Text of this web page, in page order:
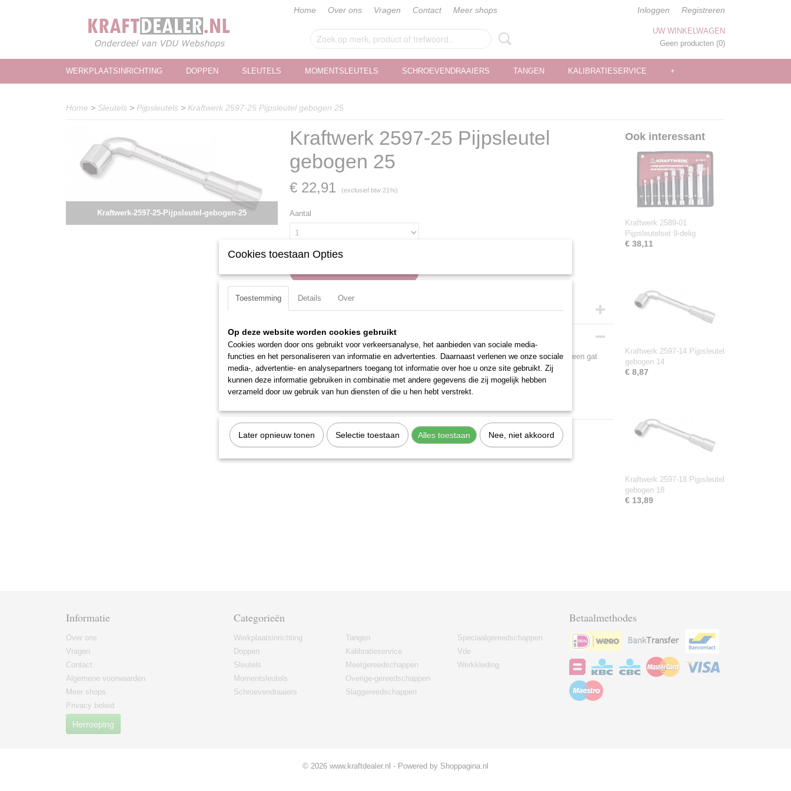
Home Over ons Vragen Contact Meer shops Inloggen Registreren
UW WINKELWAGEN
Geen producten (0)
WERKPLAATSINRICHTING DOPPEN SLEUTELS MOMENTSLEUTELS SCHROEVENDRAAIERS TANGEN KALIBRATIESERVICE +
Home > Sleutels > Pijpsleutels > Kraftwerk 2597-25 Pijpsleutel gebogen 25
Kraftwerk-2597-25-Pijpsleutel-gebogen-25
Kraftwerk 2597-25 Pijpsleutel
gebogen 25
€ 22,91 (exclusief btw 21%)
Aantal
Specificaties
Productcode
EAN code
7612206083218
Productcode leverancier
2597-25
Omschrijving
Aan beide zijden voorzien van een zeskantprofiel en de korte zijde is voorzien van een gat
waar een draaistang doorheen kan steken. Gepolijst.
Totale lengte: 260 mm
Ook interessant
Kraftwerk 2589-01
Pijpsleutelset 9-delig
€ 38,11
Kraftwerk 2597-14 Pijpsleutel
gebogen 14
€ 8,87
Kraftwerk 2597-18 Pijpsleutel
gebogen 18
€ 13,89
Informatie
Over ons
Vragen
Contact
Algemene voorwaarden
Meer shops
Privacy beleid
Herroeping
Categorieën
Werkplaatsinrichting
Doppen
Sleutels
Momentsleutels
Schroevendraaiers
Tangen
Kalibratieservice
Meetgereedschappen
Overige-gereedschappen
Slaggereedschappen
Speciaalgereedschappen
Vde
Werkkleding
Betaalmethodes
© 2026 www.kraftdealer.nl - Powered by Shoppagina.nl
Cookies toestaan Opties
Toestemming Details Over
Op deze website worden cookies gebruikt
Cookies worden door ons gebruikt voor verkeersanalyse, het aanbieden van sociale media-
functies en het personaliseren van informatie en advertenties. Daarnaast verlenen we onze sociale
media-, advertentie- en analysepartners toegang tot informatie over hoe u onze site gebruikt. Zij
kunnen deze informatie gebruiken in combinatie met andere gegevens die zij mogelijk hebben
verzameld door uw gebruik van hun diensten of die u hen hebt verstrekt.
Later opnieuw tonen Selectie toestaan Alles toestaan Nee, niet akkoord